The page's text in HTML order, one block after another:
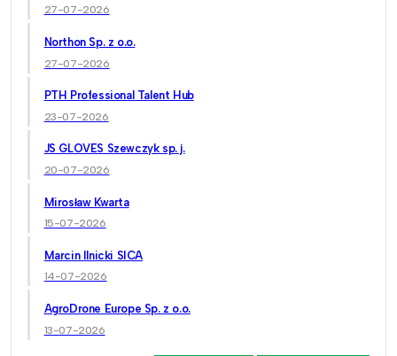
27-07-2026
Northon Sp. z o.o.
27-07-2026
PTH Professional Talent Hub
23-07-2026
JS GLOVES Szewczyk sp. j.
20-07-2026
Mirosław Kwarta
15-07-2026
Marcin Ilnicki SICA
14-07-2026
AgroDrone Europe Sp. z o.o.
13-07-2026